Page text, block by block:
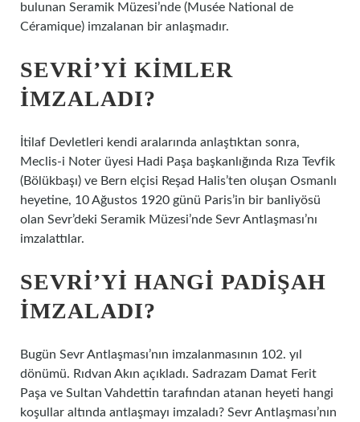
bulunan Seramik Müzesi’nde (Musée National de
Céramique) imzalanan bir anlaşmadır.
SEVRI’YI KIMLER
IMZALADI?
İtilaf Devletleri kendi aralarında anlaştıktan sonra,
Meclis-i Noter üyesi Hadi Paşa başkanlığında Rıza Tevfik
(Bölükbaşı) ve Bern elçisi Reşad Halis’ten oluşan Osmanlı
heyetine, 10 Ağustos 1920 günü Paris’in bir banliyösü
olan Sevr’deki Seramik Müzesi’nde Sevr Antlaşması’nı
imzalattılar.
SEVRI’YI HANGI PADIŞAH
IMZALADI?
Bugün Sevr Antlaşması’nın imzalanmasının 102. yıl
dönümü. Rıdvan Akın açıkladı. Sadrazam Damat Ferit
Paşa ve Sultan Vahdettin tarafından atanan heyeti hangi
koşullar altında antlaşmayı imzaladı? Sevr Antlaşması’nın